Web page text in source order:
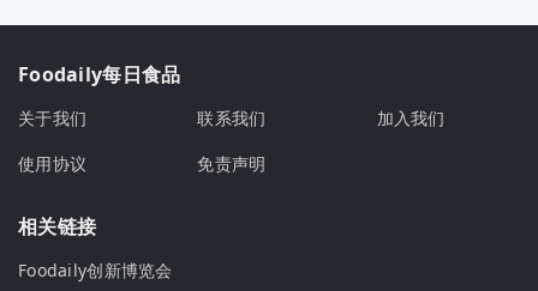
Foodaily每日食品
关于我们 联系我们
加入我们
使用协议
免责声明
相关链接
Foodaily创新博览会